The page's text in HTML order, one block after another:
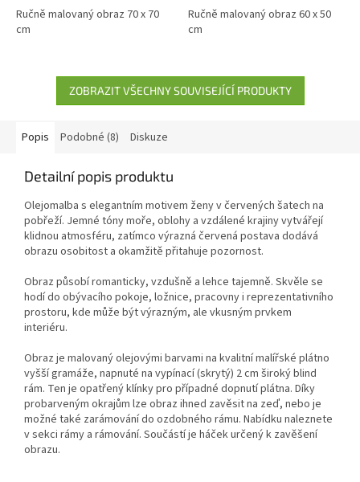
Ručně malovaný obraz 70 x 70
cm
Ručně malovaný obraz 60 x 50
cm
ZOBRAZIT VŠECHNY SOUVISEJÍCÍ PRODUKTY
Popis Podobné (8) Diskuze
Detailní popis produktu
Olejomalba s elegantním motivem ženy v červených šatech na
pobřeží. Jemné tóny moře, oblohy a vzdálené krajiny vytvářejí
klidnou atmosféru, zatímco výrazná červená postava dodává
obrazu osobitost a okamžitě přitahuje pozornost.
Obraz působí romanticky, vzdušně a lehce tajemně. Skvěle se
hodí do obývacího pokoje, ložnice, pracovny i reprezentativního
prostoru, kde může být výrazným, ale vkusným prvkem
interiéru.
Obraz je malovaný olejovými barvami na kvalitní malířské plátno
vyšší gramáže, napnuté na vypínací (skrytý) 2 cm široký blind
rám. Ten je opatřený klínky pro případné dopnutí plátna. Díky
probarveným okrajům lze obraz ihned zavěsit na zeď, nebo je
možné také zarámování do ozdobného rámu. Nabídku naleznete
v sekci rámy a rámování. Součástí je háček určený k zavěšení
obrazu.